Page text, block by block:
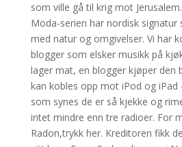
som ville gå til krig mot
Moda-serien har nordisk
med natur og omgivelser. Vi har
blogger som elsker musikk på
lager mat, en blogger kjøper den
kan kobles opp mot iPod og iPad
som synes de er så kjekke og
intet mindre enn tre radioer. For
Radon,trykk her. Kreditoren fikk